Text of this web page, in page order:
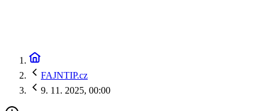
FAJNTIP.cz
9. 11. 2025, 00:00